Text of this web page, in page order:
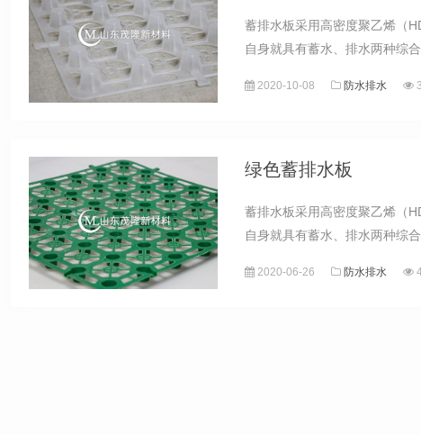
蓄排水板采用高密度聚乙烯（
自身就具有蓄水、排水两种综
2020-10-08 防水排水
绿色蓄排水板
蓄排水板采用高密度聚乙烯（
自身就具有蓄水、排水两种综
2020-06-26 防水排水